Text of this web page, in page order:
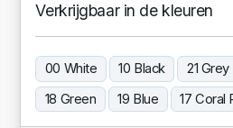
Verkrijgbaar in de kleuren
00 White 10 Black 21 Grey
18 Green
19 Blue 17 Coral